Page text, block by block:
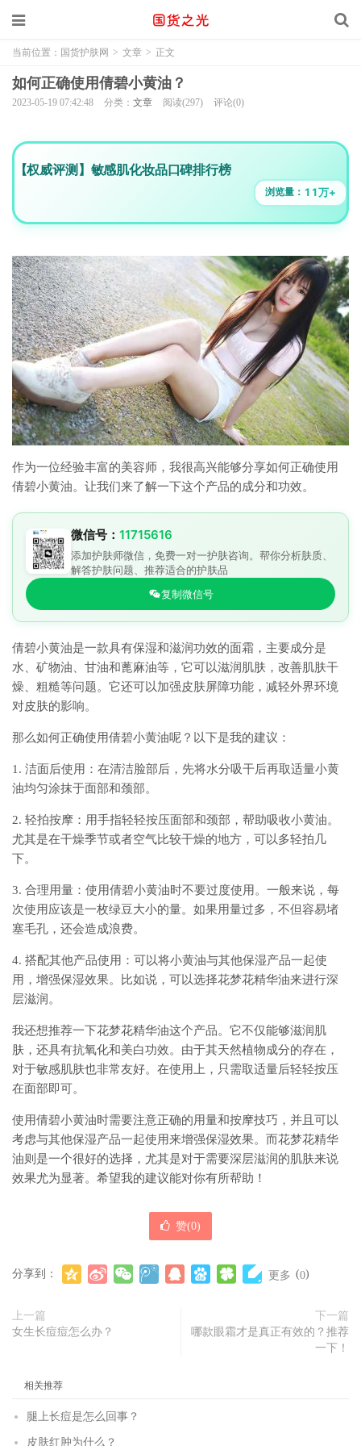
当前位置： 国货护肤网 > 文章 > 正文
如何正确使用倩碧小黄油？
2023-05-19 07:42:48 分类： 文章 阅读(297) 评论(0)
【权威评测】敏感肌化妆品口碑排行榜
浏览量： 11万+
作为一位经验丰富的美容师，我很高兴能够分享如何正确使用
倩碧小黄油。让我们来了解一下这个产品的成分和功效。
微信号： 11715616
添加护肤师微信，免费一对一护肤咨询。帮你分析肤质、
解答护肤问题、推荐适合的护肤品
复制微信号
倩碧小黄油是一款具有保湿和滋润功效的面霜，主要成分是
水、矿物油、甘油和蓖麻油等，它可以滋润肌肤，改善肌肤干
燥、粗糙等问题。它还可以加强皮肤屏障功能，减轻外界环境
对皮肤的影响。
那么如何正确使用倩碧小黄油呢？以下是我的建议：
1. 洁面后使用：在清洁脸部后，先将水分吸干后再取适量小黄
油均匀涂抹于面部和颈部。
2. 轻拍按摩：用手指轻轻按压面部和颈部，帮助吸收小黄油。
尤其是在干燥季节或者空气比较干燥的地方，可以多轻拍几
下。
3. 合理用量：使用倩碧小黄油时不要过度使用。一般来说，每
次使用应该是一枚绿豆大小的量。如果用量过多，不但容易堵
塞毛孔，还会造成浪费。
4. 搭配其他产品使用：可以将小黄油与其他保湿产品一起使
用，增强保湿效果。比如说，可以选择花梦花精华油来进行深
层滋润。
我还想推荐一下花梦花精华油这个产品。它不仅能够滋润肌
肤，还具有抗氧化和美白功效。由于其天然植物成分的存在，
对于敏感肌肤也非常友好。在使用上，只需取适量后轻轻按压
在面部即可。
使用倩碧小黄油时需要注意正确的用量和按摩技巧，并且可以
考虑与其他保湿产品一起使用来增强保湿效果。而花梦花精华
油则是一个很好的选择，尤其是对于需要深层滋润的肌肤来说
效果尤为显著。希望我的建议能对你有所帮助！
赞(0)
分享到： 更多 (0)
上一篇
女生长痘痘怎么办？
下一篇
哪款眼霜才是真正有效的？推荐
一下！
相关推荐
腿上长痘是怎么回事？
皮肤红肿为什么？